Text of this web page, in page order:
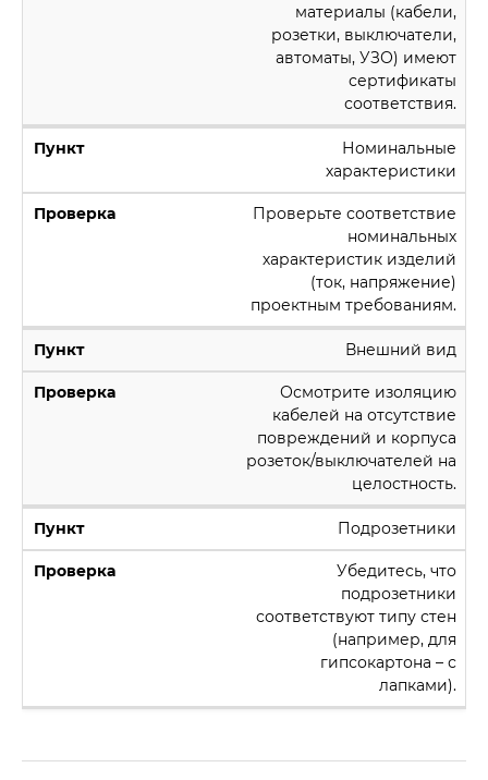
материалы (кабели,
розетки, выключатели,
автоматы, УЗО) имеют
сертификаты
соответствия.
Номинальные
характеристики
Проверьте соответствие
номинальных
характеристик изделий
(ток, напряжение)
проектным требованиям.
Внешний вид
Осмотрите изоляцию
кабелей на отсутствие
повреждений и корпуса
розеток/выключателей на
целостность.
Подрозетники
Убедитесь, что
подрозетники
соответствуют типу стен
(например, для
гипсокартона – с
лапками).